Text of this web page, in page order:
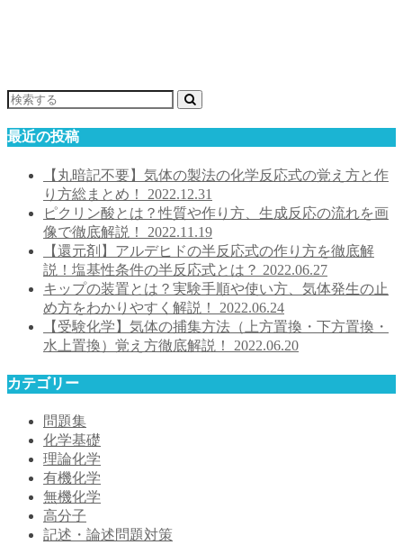
最近の投稿
【丸暗記不要】気体の製法の化学反応式の覚え方と作
り方総まとめ！ 2022.12.31
ピクリン酸とは？性質や作り方、生成反応の流れを画
像で徹底解説！ 2022.11.19
【還元剤】アルデヒドの半反応式の作り方を徹底解
説！塩基性条件の半反応式とは？ 2022.06.27
キップの装置とは？実験手順や使い方、気体発生の止
め方をわかりやすく解説！ 2022.06.24
【受験化学】気体の捕集方法（上方置換・下方置換・
水上置換）覚え方徹底解説！ 2022.06.20
カテゴリー
問題集
化学基礎
理論化学
有機化学
無機化学
高分子
記述・論述問題対策